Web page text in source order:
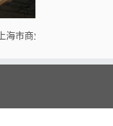
上海市商业学校成功案例